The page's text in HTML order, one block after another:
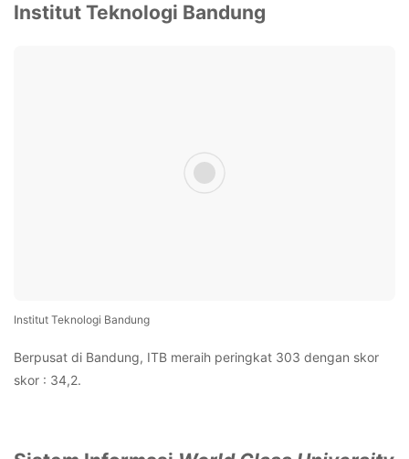
Institut Teknologi Bandung
Institut Teknologi Bandung
Berpusat di Bandung, ITB meraih peringkat 303 dengan skor
skor : 34,2.